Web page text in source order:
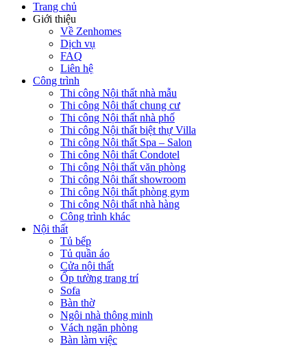
Trang chủ
Giới thiệu
Về Zenhomes
Dịch vụ
FAQ
Liên hệ
Công trình
Thi công Nội thất nhà mẫu
Thi công Nội thất chung cư
Thi công Nội thất nhà phố
Thi công Nội thất biệt thự Villa
Thi công Nội thất Spa – Salon
Thi công Nội thất Condotel
Thi công Nội thất văn phòng
Thi công Nội thất showroom
Thi công Nội thất phòng gym
Thi công Nội thất nhà hàng
Công trình khác
Nội thất
Tủ bếp
Tủ quần áo
Cửa nội thất
Ốp tường trang trí
Sofa
Bàn thờ
Ngôi nhà thông minh
Vách ngăn phòng
Bàn làm việc